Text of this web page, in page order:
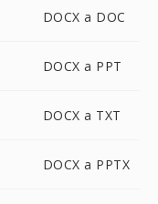
DOCX a DOC
DOCX a PPT
DOCX a TXT
DOCX a PPTX